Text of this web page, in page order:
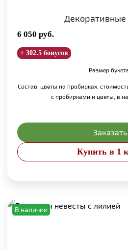
6 050 руб.
+ 302.5 бонусов
Размер
Состав: цветы на пробирках,
с пробирками и цветы, в
Заказать
Купить в 1
В наличии